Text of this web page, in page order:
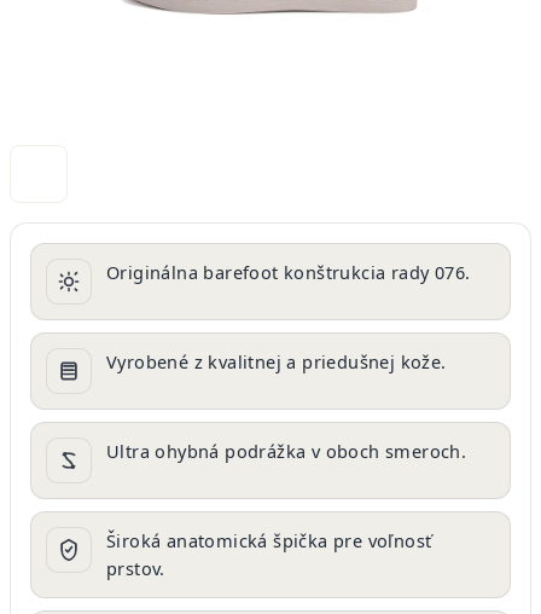
Originálna barefoot konštrukcia rady 076.
Vyrobené z kvalitnej a priedušnej kože.
Ultra ohybná podrážka v oboch smeroch.
Široká anatomická špička pre voľnosť
prstov.